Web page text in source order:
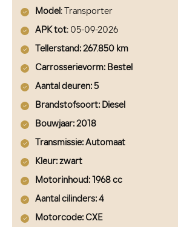
Model : Transporter
APK tot: 05-09-2026
Tellerstand: 267.850 km
Carrosserievorm: Bestel
Aantal deuren: 5
Brandstofsoort: Diesel
Bouwjaar: 2018
Transmissie: Automaat
Kleur: zwart
Motorinhoud : 1968 cc
Aantal cilinders: 4
Motorcode: CXE